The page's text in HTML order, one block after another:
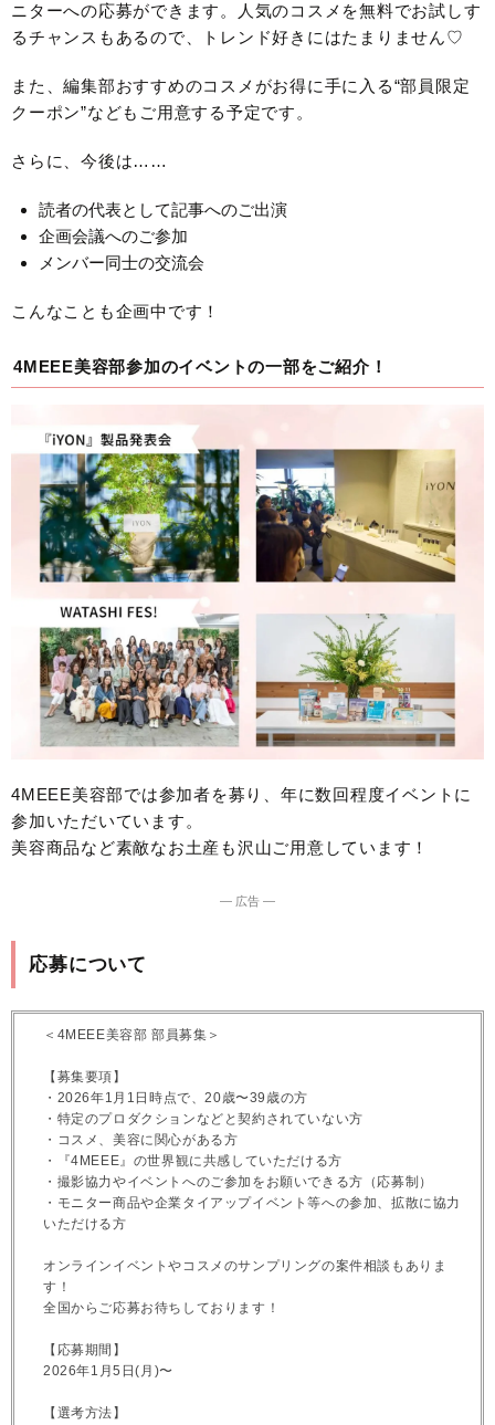
ニターへの応募ができます。人気のコスメを無料でお試しす
るチャンスもあるので、トレンド好きにはたまりません♡
また、編集部おすすめのコスメがお得に手に入る“部員限定
クーポン”などもご用意する予定です。
さらに、今後は……
読者の代表として記事へのご出演
企画会議へのご参加
メンバー同士の交流会
こんなことも企画中です！
4MEEE美容部参加のイベントの一部をご紹介！
4MEEE美容部では参加者を募り、年に数回程度イベントに
参加いただいています。
美容商品など素敵なお土産も沢山ご用意しています！
― 広告 ―
応募について
＜4MEEE美容部 部員募集＞
【募集要項】
・2026年1月1日時点で、20歳〜39歳の方
・特定のプロダクションなどと契約されていない方
・コスメ、美容に関心がある方
・『4MEEE』の世界観に共感していただける方
・撮影協力やイベントへのご参加をお願いできる方（応募制）
・モニター商品や企業タイアップイベント等への参加、拡散に協力
いただける方
オンラインイベントやコスメのサンプリングの案件相談もありま
す！
全国からご応募お待ちしております！
【応募期間】
2026年1月5日(月)〜
【選考方法】